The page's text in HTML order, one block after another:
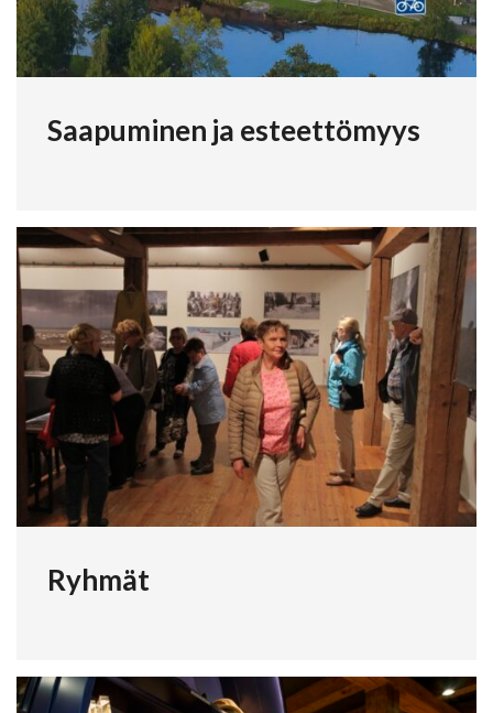
Saapuminen ja esteettömyys
Ryhmät